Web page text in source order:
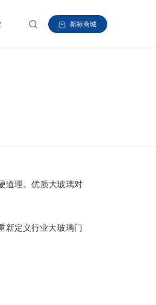
新标商城
道理。优质大玻璃对
新定义行业大玻璃门